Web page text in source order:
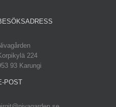
224
93 Karungi
POST